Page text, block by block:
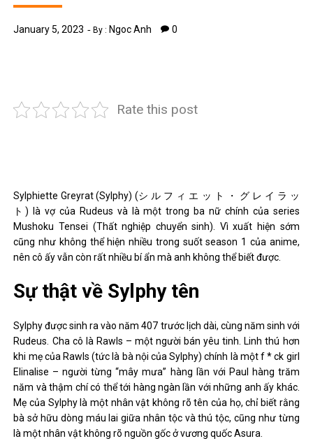
January 5, 2023 By : Ngoc Anh 0
Rate this post
Sylphiette Greyrat (Sylphy) (シ ル フ ィ エ ッ ト ・ グ レ イ ラ ッ
ト) là vợ của Rudeus và là một trong ba nữ chính của series
Mushoku Tensei (Thất nghiệp chuyển sinh). Vì xuất hiện sớm
cũng như không thể hiện nhiều trong suốt season 1 của anime,
nên cô ấy vẫn còn rất nhiều bí ẩn mà anh không thể biết được.
Sự thật về Sylphy tên
Sylphy được sinh ra vào năm 407 trước lịch dài, cùng năm sinh với
Rudeus. Cha cô là Rawls – một người bán yêu tinh. Linh thú hơn
khi mẹ của Rawls (tức là bà nội của Sylphy) chính là một f * ck girl
Elinalise – người từng “mây mưa” hàng lần với Paul hàng trăm
năm và thậm chí có thể tới hàng ngàn lần với những anh ấy khác.
Mẹ của Sylphy là một nhân vật không rõ tên của họ, chỉ biết rằng
bà sở hữu dòng máu lai giữa nhân tộc và thú tộc, cũng như từng
là một nhân vật không rõ nguồn gốc ở vương quốc Asura.